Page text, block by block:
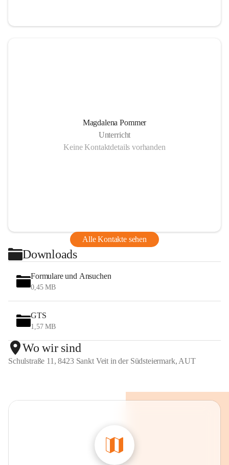
Magdalena Pommer
Unterricht
Keine Kontaktdetails vorhanden
Alle Kontakte sehen
Downloads
Formulare und Ansuchen
0,45 MB
GTS
1,57 MB
Wo wir sind
Schulstraße 11, 8423 Sankt Veit in der Südsteiermark, AUT